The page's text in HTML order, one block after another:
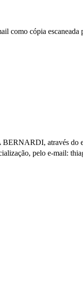
cópia
através do
pelo e-mail: